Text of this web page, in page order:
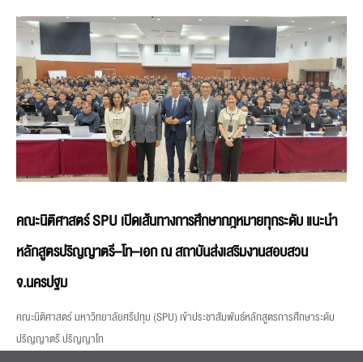
คณะนิติศาสตร์ SPU เปิดเส้นทางการศึกษากฎหมายทุกระดับ แนะนำ
หลักสูตรปริญญาตรี–โท–เอก ณ สถาบันส่งเสริมงานสอบสวน
จ.นครปฐม
คณะนิติศาสตร์ มหาวิทยาลัยศรีปทุม (SPU) เข้าประชาสัมพันธ์หลักสูตรการศึกษาระดับ
ปริญญาตรี ปริญญาโท